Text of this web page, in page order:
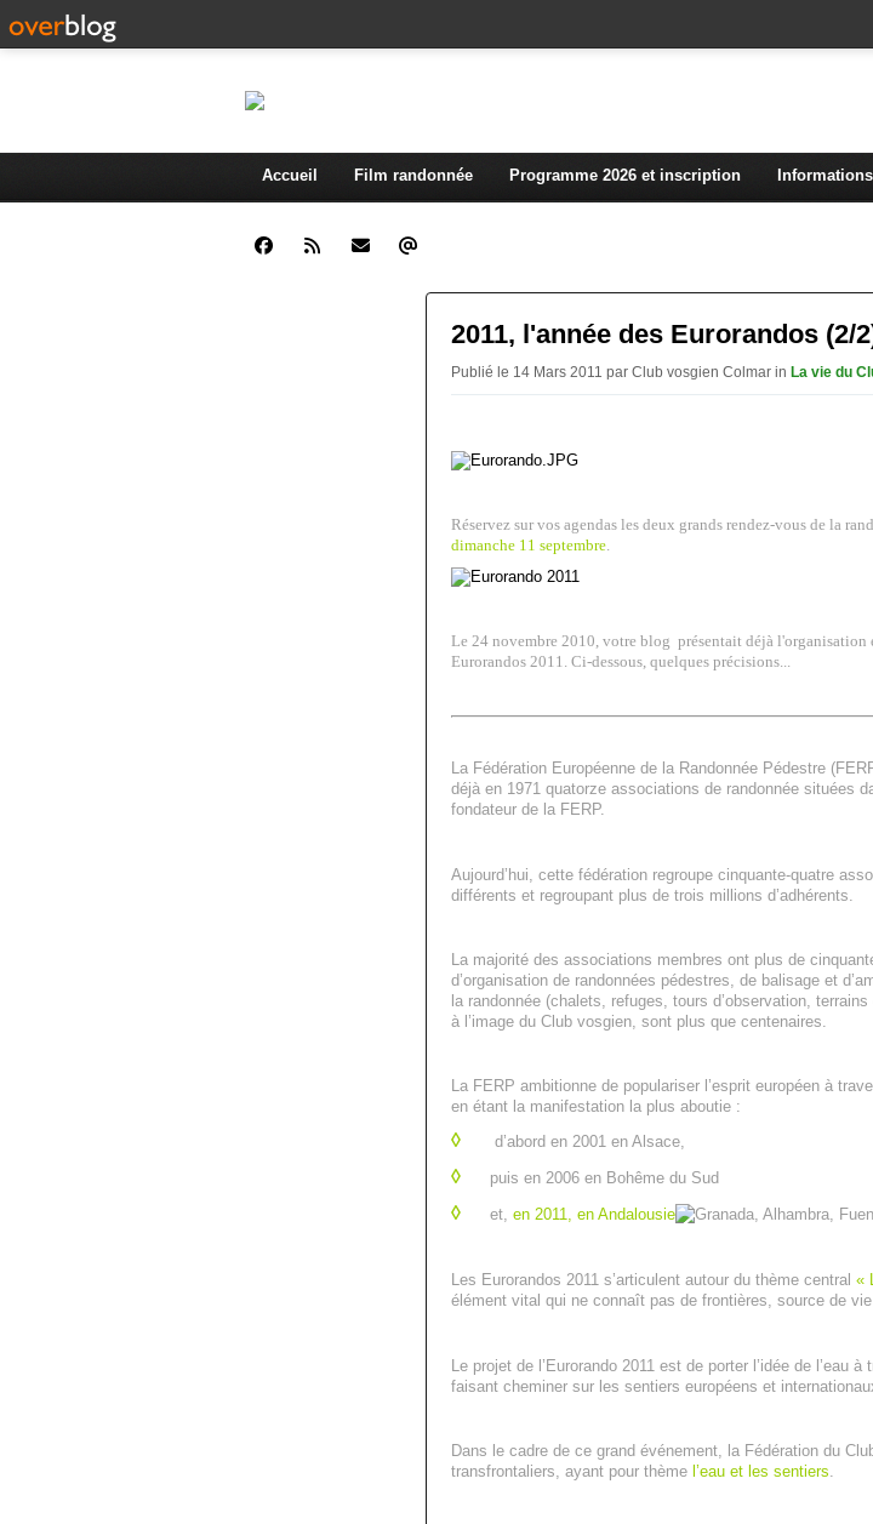
Accueil Film randonnée Programme 2026 et inscription
2011, l'année des Eurorandos (2/
Publié le 14 Mars 2011 par Club vosgien Colmar in La vie du
Réservez sur vos agendas les deux grands rendez-vous de la
dimanche 11 septembre.
Le 24 novembre 2010, votre blog présentait déjà l'organisation
Eurorandos 2011. Ci-dessous, quelques précisions...
La Fédération Européenne de la Randonnée Pédestre
déjà en 1971 quatorze associations de randonnée situées
fondateur de la FERP.
Aujourd’hui, cette fédération regroupe cinquante-quatre
différents et regroupant plus de trois millions d’adhérents.
La majorité des associations membres ont plus de
d’organisation de randonnées pédestres, de balisage et
la randonnée (chalets, refuges, tours d’observation,
à l’image du Club vosgien, sont plus que centenaires.
La FERP ambitionne de populariser l’esprit européen à
en étant la manifestation la plus aboutie :
◊ d’abord en 2001 en Alsace,
◊ puis en 2006 en Bohême du Sud
◊ et, en 2011, en Andalousie
Les Eurorandos 2011 s’articulent autour du thème central «
élément vital qui ne connaît pas de frontières, source de vie
Le projet de l’Eurorando 2011 est de porter l’idée de l’eau à
faisant cheminer sur les sentiers européens et
Dans le cadre de ce grand événement, la Fédération du
transfrontaliers, ayant pour thème l’eau et les sentiers